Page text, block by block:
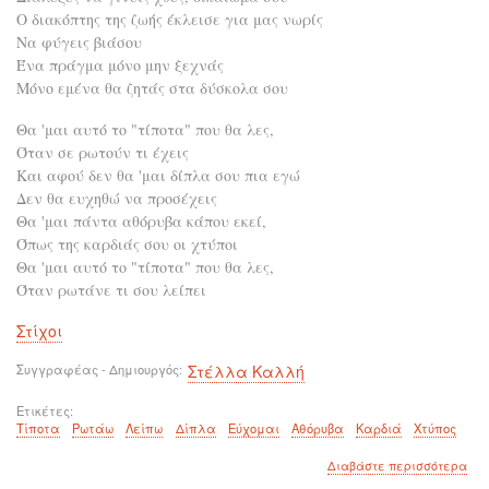
Ο διακόπτης της ζωής έκλεισε για μας νωρίς
Να φύγεις βιάσου
Ένα πράγμα μόνο μην ξεχνάς
Μόνο εμένα θα ζητάς στα δύσκολα σου
Θα 'μαι αυτό το "τίποτα" που θα λες,
Όταν σε ρωτούν τι έχεις
Και αφού δεν θα 'μαι δίπλα σου πια εγώ
Δεν θα ευχηθώ να προσέχεις
Θα 'μαι πάντα αθόρυβα κάπου εκεί,
Όπως της καρδιάς σου οι χτύποι
Θα 'μαι αυτό το "τίποτα" που θα λες,
Όταν ρωτάνε τι σου λείπει
Στίχοι
Συγγραφέας - Δημιουργός Στέλλα Καλλή
Ετικέτες
Τίποτα
Ρωτάω Λείπω Δίπλα Εύχομαι Αθόρυβα Καρδιά Χτύπος
Διαβάστε περισσότεραγια